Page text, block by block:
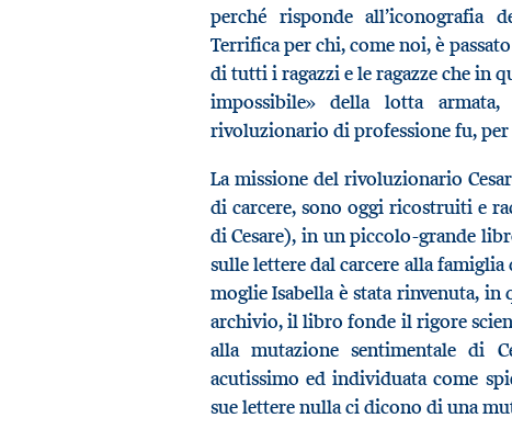
perché risponde all’iconografia
Terrifica per chi, come noi, è
di tutti i ragazzi e le ragazze che in
impossibile» della lotta
rivoluzionario di professione fu,
La missione del rivoluzionario
di carcere, sono oggi ricostruiti e
di Cesare), in un piccolo-grande
sulle lettere dal carcere alla
moglie Isabella è stata rinvenuta, in
archivio, il libro fonde il rigore
alla mutazione sentimentale di
acutissimo ed individuata come
sue lettere nulla ci dicono di una